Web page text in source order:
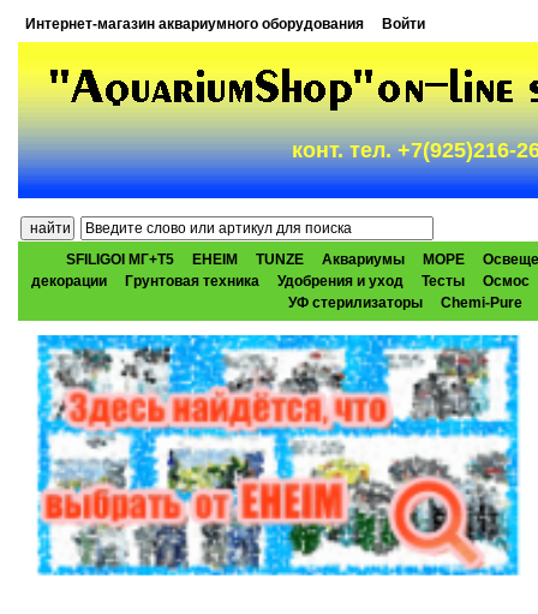
Интернет-магазин аквариумного оборудования Войти
конт. тел. +7(925)216-
SFILIGOI МГ+Т5 EHEIM TUNZE Аквариумы МОРЕ
декорации
Грунтовая техника Удобрения и уход Тесты
Осмос
УФ стерилизаторы
Chemi-Pure